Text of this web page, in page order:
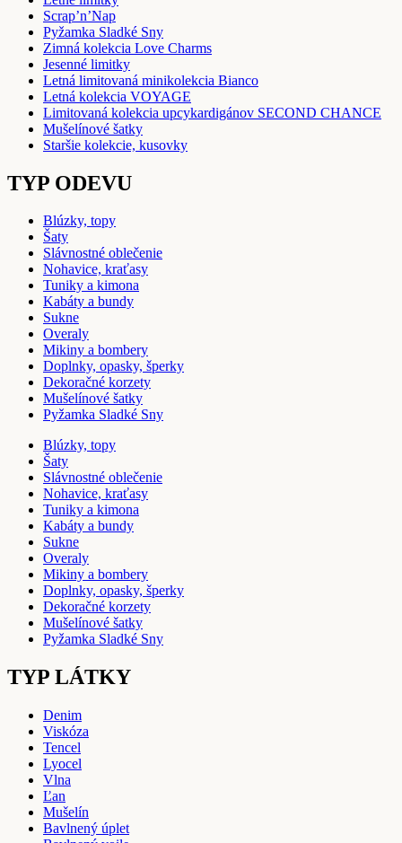
Scrap’n’Nap
Pyžamka Sladké Sny
Zimná kolekcia Love Charms
Jesenné limitky
Letná limitovaná minikolekcia Bianco
Letná kolekcia VOYAGE
Limitovaná kolekcia upcykardigánov SECOND CHANCE
Mušelínové šatky
Staršie kolekcie, kusovky
TYP ODEVU
Blúzky, topy
Šaty
Slávnostné oblečenie
Nohavice, kraťasy
Tuniky a kimona
Kabáty a bundy
Sukne
Overaly
Mikiny a bombery
Doplnky, opasky, šperky
Dekoračné korzety
Mušelínové šatky
Pyžamka Sladké Sny
Blúzky, topy
Šaty
Slávnostné oblečenie
Nohavice, kraťasy
Tuniky a kimona
Kabáty a bundy
Sukne
Overaly
Mikiny a bombery
Doplnky, opasky, šperky
Dekoračné korzety
Mušelínové šatky
Pyžamka Sladké Sny
TYP LÁTKY
Denim
Viskóza
Tencel
Lyocel
Vlna
Ľan
Mušelín
Bavlnený úplet